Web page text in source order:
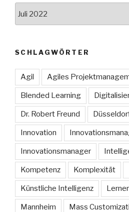
SCHLAGWÖRTER
Agil Agiles
Blended Learning
Dr. Robert Freund
Innovation
Innovationsmanager
Kompetenz Komplexität
Künstliche Intelligenz
Mannheim Mass